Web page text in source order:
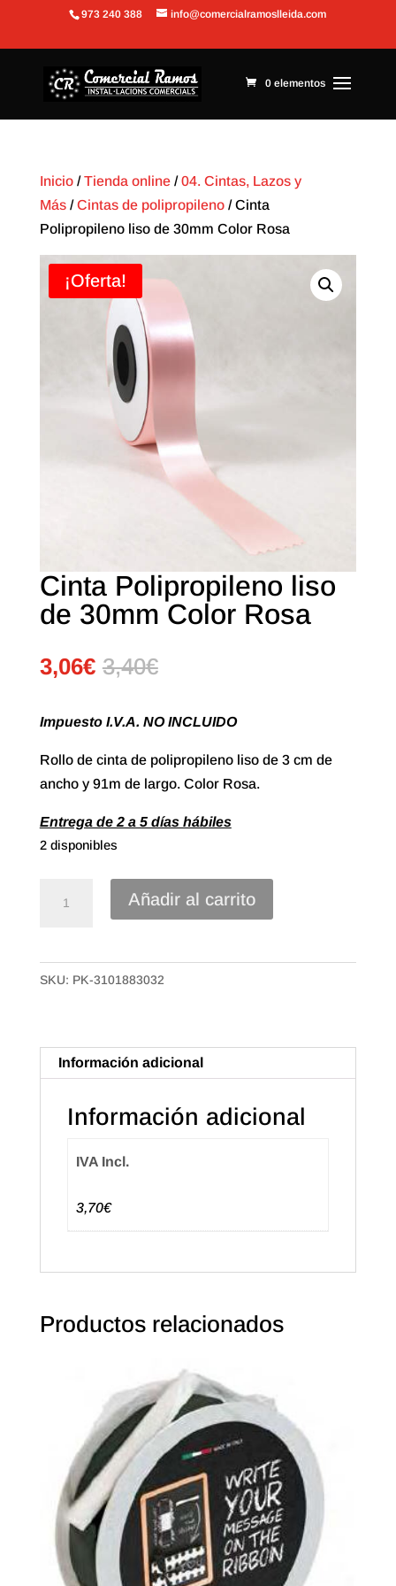
Abrir barra de herramientas
973 240 388 info@comercialramoslleida.com
0 elementos
Inicio/Tienda online/04. Cintas, Lazos y
Más/Cintas de polipropileno/ Cinta
Polipropileno liso de 30mm Color Rosa
¡Oferta!
Cinta Polipropileno liso
de 30mm Color Rosa
3,06€ 3,40€
Impuesto I.V.A. NO INCLUIDO
Rollo de cinta de polipropileno liso de 3 cm de
ancho y 91m de largo. Color Rosa.
Entrega de 2 a 5 días hábiles
2 disponibles
de
30mm
cantidad
Añadir al carrito
SKU: PK-3101883032
Información adicional
Información adicional
IVA Incl.
3,70€
Productos relacionados